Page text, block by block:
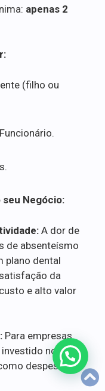
apenas 2
(filho ou
Negócio:
A dor de
de absenteísmo
plano dental
da
e alto valor
Para empresas
no plano
despesa